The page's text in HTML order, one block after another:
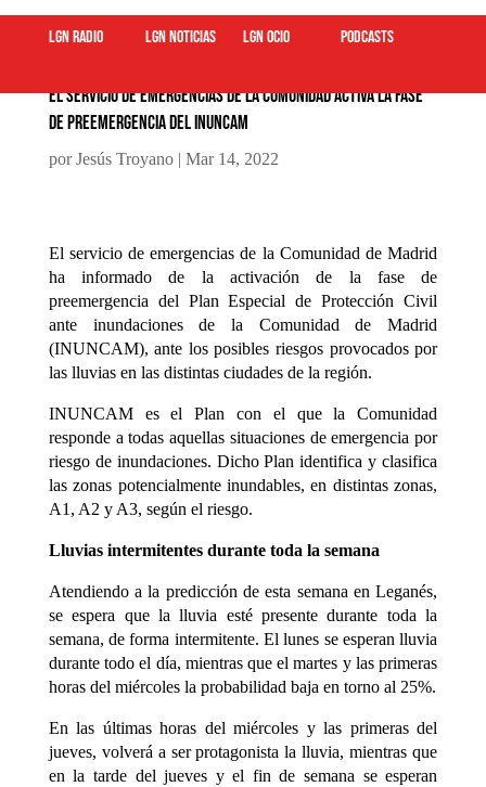
LGN Radio LGN Noticias LGN ocio podcasts
El servicio de emergencias de la Comunidad activa la fase
de preemergencia del INUNCAM
porJesús Troyano| Mar 14, 2022
El servicio de emergencias de la Comunidad de Madrid
ha informado de la activación de la fase de
preemergencia del Plan Especial de Protección Civil
ante inundaciones de la Comunidad de Madrid
(INUNCAM), ante los posibles riesgos provocados por
las lluvias en las distintas ciudades de la región.
INUNCAM es el Plan con el que la Comunidad
responde a todas aquellas situaciones de emergencia por
riesgo de inundaciones. Dicho Plan identifica y clasifica
las zonas potencialmente inundables, en distintas zonas,
A1, A2 y A3, según el riesgo.
Lluvias intermitentes durante toda la semana
Atendiendo a la predicción de esta semana en Leganés,
se espera que la lluvia esté presente durante toda la
semana, de forma intermitente. El lunes se esperan lluvia
durante todo el día, mientras que el martes y las primeras
horas del miércoles la probabilidad baja en torno al 25%.
En las últimas horas del miércoles y las primeras del
jueves, volverá a ser protagonista la lluvia, mientras que
en la tarde del jueves y el fin de semana se esperan